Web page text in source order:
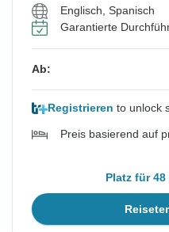
Englisch, Spanisch
Garantierte
Ab:
Registrieren to unlock
Preis basierend auf
Platz für